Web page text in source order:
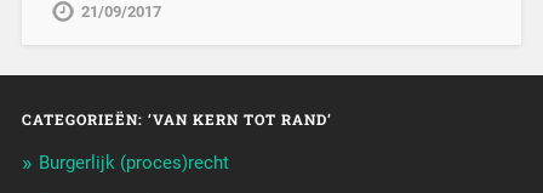
21/09/2017
CATEGORIEËN: ‘VAN KERN TOT RAND’
Burgerlijk (proces)recht